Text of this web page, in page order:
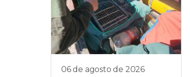
06 de agosto de 2026